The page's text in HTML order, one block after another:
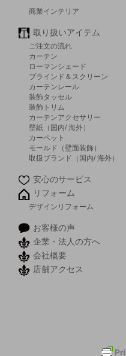
商業インテリア
取り扱いアイテム
ご注文の流れ
カーテン
ローマンシェード
ブラインド＆スクリーン
カーテンレール
装飾タッセル
装飾トリム
カーテンアクセサリー
壁紙（国内/ 海外）
カーペット
モールド（壁面装飾）
取扱ブランド（国内/ 海外）
安心のサービス
リフォーム
デザインリフォーム
お客様の声
企業・法人の方へ
会社概要
店舗アクセス